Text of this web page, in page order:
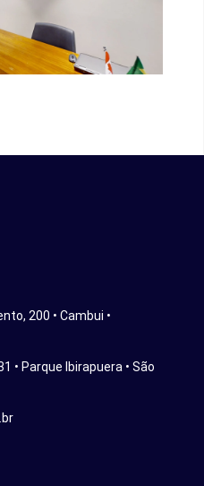
200 • Cambui •
• Parque Ibirapuera • São